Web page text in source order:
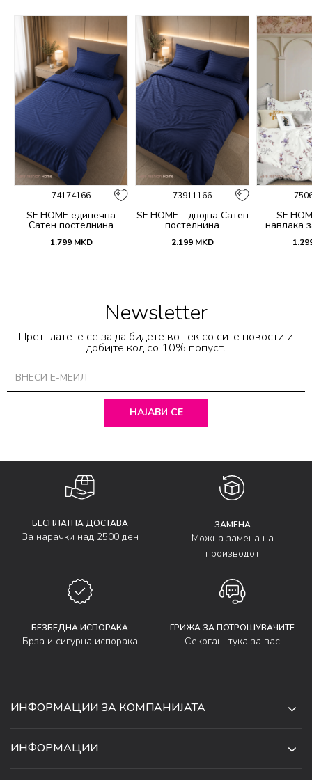
74174166
SF HOME единечна
Сатен постелнина
1.799 MKD
73911166
SF HOME - двојна Сатен
постелнина
2.199 MKD
SF
навлака
Newsletter
Претплатете се за да бидете во тек со сите новости и
добијте код со 10% попуст.
НАЈАВИ СЕ
БЕСПЛАТНА ДОСТАВА
За нарачки над 2500 ден
ЗАМЕНА
Можна замена на
производот
БЕЗБЕДНА ИСПОРАКА
Брза и сигурна испорака
ГРИЖА ЗА ПОТРОШУВАЧИТЕ
Секогаш тука за вас
ИНФОРМАЦИИ ЗА КОМПАНИЈАТА
ИНФОРМАЦИИ